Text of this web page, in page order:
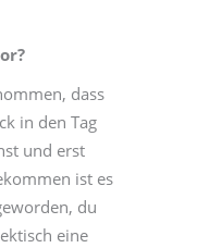
dass
in den Tag
und erst
ist es
du
eine